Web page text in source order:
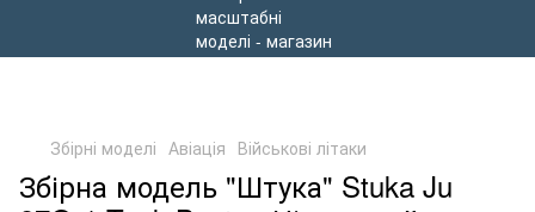
Збірні моделі Авіація Військові літаки
Збірна модель "Штука" Stuka Ju